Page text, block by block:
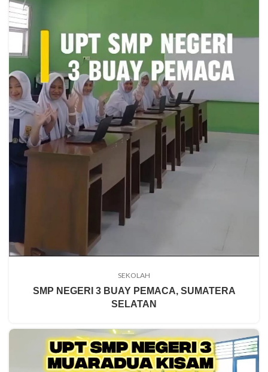
SEKOLAH
SMP NEGERI 3 BUAY PEMACA, SUMATERA
SELATAN